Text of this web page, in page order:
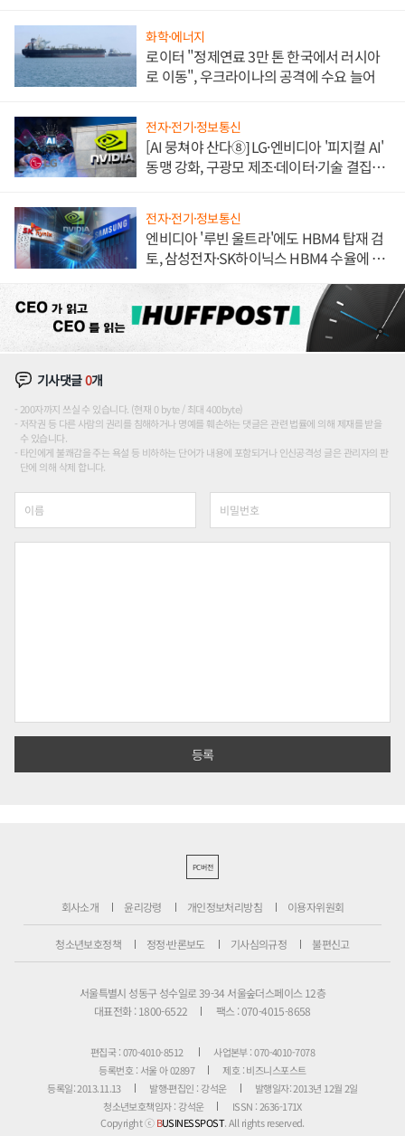
화학·에너지
로이터 "정제연료 3만 톤 한국에서 러시아
로 이동", 우크라이나의 공격에 수요 늘어
전자·전기·정보통신
[AI 뭉쳐야 산다⑧] LG·엔비디아 '피지컬 AI'
동맹 강화, 구광모 제조·데이터·기술 결집
전자·전기·정보통신
엔비디아 '루빈 울트라'에도 HBM4 탑재 검
토, 삼성전자·SK하이닉스 HBM4 수율에 주
기사댓글0개
200자까지 쓰실 수 있습니다. (현재 0 byte / 최대 400byte)
저작권 등 다른 사람의 권리를 침해하거나 명예를 훼손하는 댓글은 관련 법률에 의해 제재를 받을
수 있습니다.
타인에게 불쾌감을 주는 욕설 등 비하하는 단어가 내용에 포함되거나 인신공격성 글은 관리자의 판
단에 의해 삭제 합니다.
PC버전
회사소개 윤리강령 개인정보처리방침 이용자위원회
청소년보호정책 정정·반론보도 기사심의규정 불편신고
서울특별시 성동구 성수일로 39-34 서울숲더스페이스 12층
대표전화 : 1800-6522
팩스 : 070-4015-8658
편집국 : 070-4010-8512
사업본부 : 070-4010-7078
등록번호 : 서울 아 02897
제호 : 비즈니스포스트
등록일: 2013.11.13
발행·편집인 : 강석운
발행일자: 2013년 12월 2일
청소년보호책임자 : 강석운
ISSN : 2636-171X
Copyright ⓒBUSINESSPOST. All rights reserved.